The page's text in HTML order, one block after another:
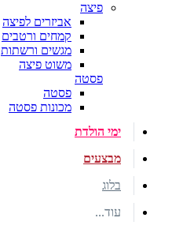
פיצה
אביזרים לפיצה
קמחים ורטבים
מגשים ורשתות
משוט פיצה
פסטה
פסטה
מכונות פסטה
ימי הולדת
מבצעים
בלוג
עוד...